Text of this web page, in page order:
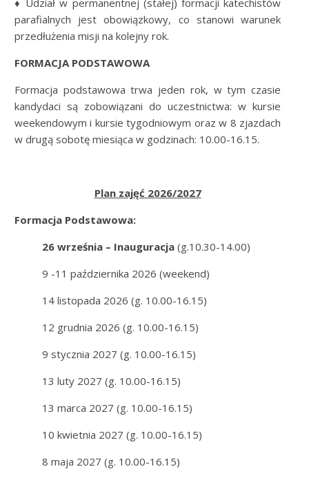
♦ Udział w permanentnej (stałej) formacji katechistów
parafialnych jest obowiązkowy, co stanowi warunek
przedłużenia misji na kolejny rok.
FORMACJA PODSTAWOWA
Formacja podstawowa trwa jeden rok, w tym czasie
kandydaci są zobowiązani do uczestnictwa: w kursie
weekendowym i kursie tygodniowym oraz w 8 zjazdach
w drugą sobotę miesiąca w godzinach: 10.00-16.15.
Plan zajęć 2026/2027
Formacja Podstawowa:
26 września – Inauguracja (g.10.30-14.00)
9 -11 października 2026 (weekend)
14 listopada 2026 (g. 10.00-16.15)
12 grudnia 2026 (g. 10.00-16.15)
9 stycznia 2027 (g. 10.00-16.15)
13 luty 2027 (g. 10.00-16.15)
13 marca 2027 (g. 10.00-16.15)
10 kwietnia 2027 (g. 10.00-16.15)
8 maja 2027 (g. 10.00-16.15)